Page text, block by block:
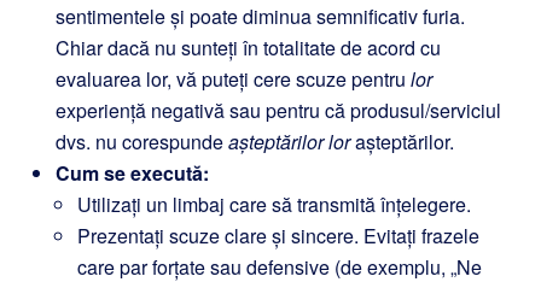
sentimentele și poate diminua semnificativ furia.
Chiar dacă nu sunteți în totalitate de acord cu
evaluarea lor, vă puteți cere scuze pentru lor
experiență negativă sau pentru că produsul/serviciul
dvs. nu corespundeașteptărilor lorașteptărilor.
Cum se execută:
Utilizați un limbaj care să transmită înțelegere.
Prezentați scuze clare și sincere. Evitați frazele
care par forțate sau defensive (de exemplu, „Ne